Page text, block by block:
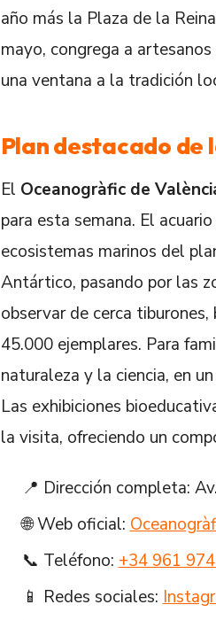
año más la Plaza de la
mayo, congrega a
una ventana a la tradición
Plan destacado de
El Oceanogràfic de
para esta semana. El
ecosistemas marinos del
Antártico, pasando por las
observar de cerca
45.000 ejemplares. Para
naturaleza y la ciencia, en
Las exhibiciones
la visita, ofreciendo un
📍 Dirección completa:
🌐 Web oficial:
📞 Teléfono: +34 961
📱 Redes sociales: